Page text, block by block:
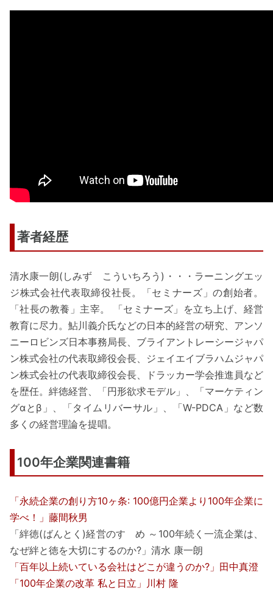
著者経歴
清水康一朗(しみず こういちろう)・・・ラーニングエッ
ジ株式会社代表取締役社長。「セミナーズ」の創始者。
「社長の教養」主宰。 「セミナーズ」を立ち上げ、経営
教育に尽力。鮎川義介氏などの日本的経営の研究、アンソ
ニーロビンズ日本事務局長、ブライアントレーシージャパ
ン株式会社の代表取締役会長、ジェイエイブラハムジャパ
ン株式会社の代表取締役会長、ドラッカー学会推進員など
を歴任。絆徳経営、「円形欲求モデル」、「マーケティン
グαとβ」、「タイムリバーサル」、「W-PDCA」など数
多くの経営理論を提唱。
100年企業関連書籍
「永続企業の創り方10ヶ条: 100億円企業より100年企業に
学べ！」藤間秋男
「絆徳(ばんとく)経営のすゝめ ～100年続く一流企業は、
なぜ絆と徳を大切にするのか?」清水 康一朗
「百年以上続いている会社はどこが違うのか?」田中真澄
「100年企業の改革 私と日立」川村 隆